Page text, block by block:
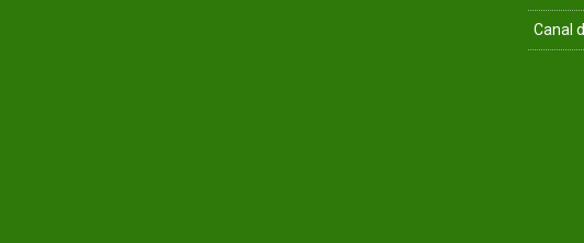
Canal